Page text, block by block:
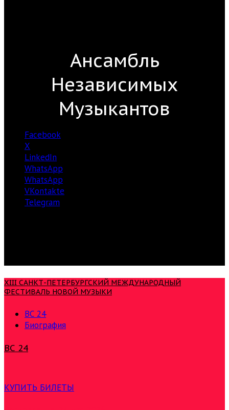
Ансамбль
Независимых
Музыкантов
Facebook
X
LinkedIn
WhatsApp
WhatsApp
VKontakte
Telegram
XIII САНКТ-ПЕТЕРБУРГСКИЙ МЕЖДУНАРОДНЫЙ
ФЕСТИВАЛЬ НОВОЙ МУЗЫКИ
ВС 24
Биография
ВС 24
КУПИТЬ БИЛЕТЫ